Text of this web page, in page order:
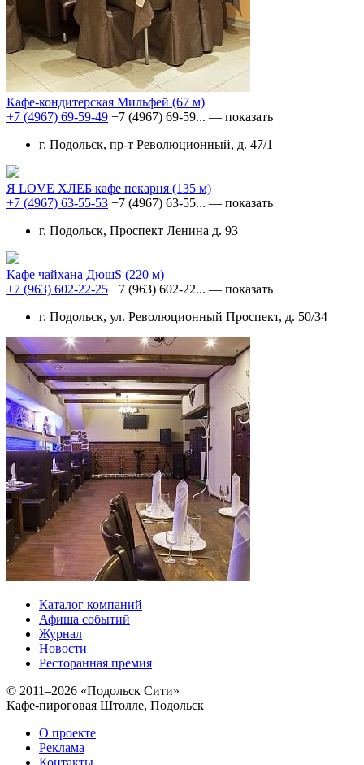
Кафе-кондитерская Мильфей (67 м)
+7 (4967) 69-59-49 +7 (4967) 69-59... — показать
г. Подольск, пр-т Революционный, д. 47/1
Я LOVE ХЛЕБ кафе пекарня (135 м)
+7 (4967) 63-55-53 +7 (4967) 63-55... — показать
г. Подольск, Проспект Ленина д. 93
Кафе чайхана ДюшS (220 м)
+7 (963) 602-22-25 +7 (963) 602-22... — показать
г. Подольск, ул. Революционный Проспект, д. 50/34
Каталог компаний
Афиша событий
Журнал
Новости
Ресторанная премия
© 2011–2026 «Подольск Сити»
Кафе-пироговая Штолле, Подольск
О проекте
Реклама
Контакты